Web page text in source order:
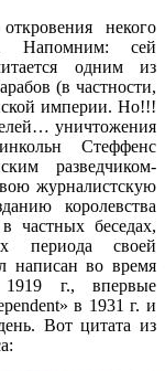
некого
Напомним: сей
одним из
(в частности,
империи. Но!!!
уничтожения
Стеффенс
разведчиком-
журналистскую
королевства
частных беседах,
периода своей
написан во время
г., впервые
в 1931 г. и
Вот цитата из